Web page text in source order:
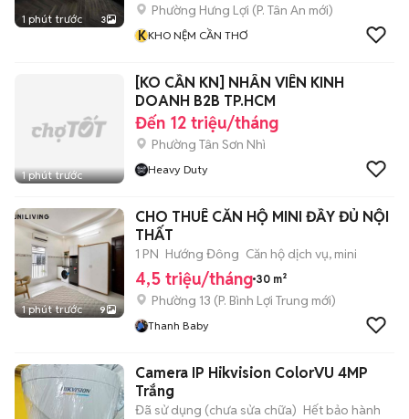
1 phút trước 3
Phường Hưng Lợi (P. Tân An mới)
KKHO NỆM CẦN THƠ
1 phút trước
[KO CẦN KN] NHÂN VIÊN KINH
DOANH B2B TP.HCM
Đến 12 triệu/tháng
Phường Tân Sơn Nhì
Heavy Duty
1 phút trước 9
CHO THUÊ CĂN HỘ MINI ĐẦY ĐỦ NỘI
THẤT
1 PN Hướng Đông Căn hộ dịch vụ, mini
4,5 triệu/tháng 30 m²
Phường 13 (P. Bình Lợi Trung mới)
Thanh Baby
Camera IP Hikvision ColorVU 4MP
Trắng
Đã sử dụng (chưa sửa chữa) Hết bảo hành